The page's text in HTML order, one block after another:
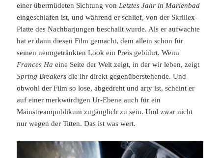
einer übermüdeten Sichtung von Letztes Jahr in Marienbad
eingeschlafen ist, und während er schlief, von der Skrillex-
Platte des Nachbarjungen beschallt wurde. Als er aufwachte
hat er dann diesen Film gemacht, dem allein schon für
seinen neongetränkten Look ein Preis gebührt. Wenn
Frances Ha eine Seite der Welt zeigt, in der wir leben, zeigt
Spring Breakers die ihr direkt gegenüberstehende. Und
obwohl der Film so lose, abgedreht und arty ist, scheint er
auf einer merkwürdigen Ur-Ebene auch für ein
Mainstreampublikum zugänglich zu sein. Und zwar nicht
nur wegen der Titten. Das ist was wert.